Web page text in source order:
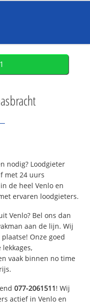
nodig? Loodgieter
met 24 uurs
de heel Venlo en
ervaren loodgieters.
Venlo? Bel ons dan
aan de lijn. Wij
Onze goed
vaak binnen no time
077-2061511! Wij
actief in Venlo en